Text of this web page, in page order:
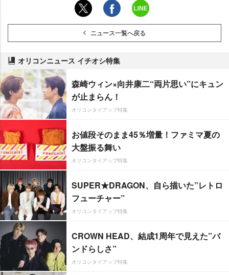
ニュース一覧へ戻る
オリコンニュース イチオシ特集
森崎ウィン×向井康二“両片思い”にキュン
が止まらん！
オリコンタイアップ特集
お値段そのまま45％増量！ファミマ夏の
大盤振る舞い
オリコンタイアップ特集
SUPER★DRAGON、自ら描いた”レトロ
フューチャー”
オリコンタイアップ特集
CROWN HEAD、結成1周年で見えた”バ
ンドらしさ”
オリコンタイアップ特集